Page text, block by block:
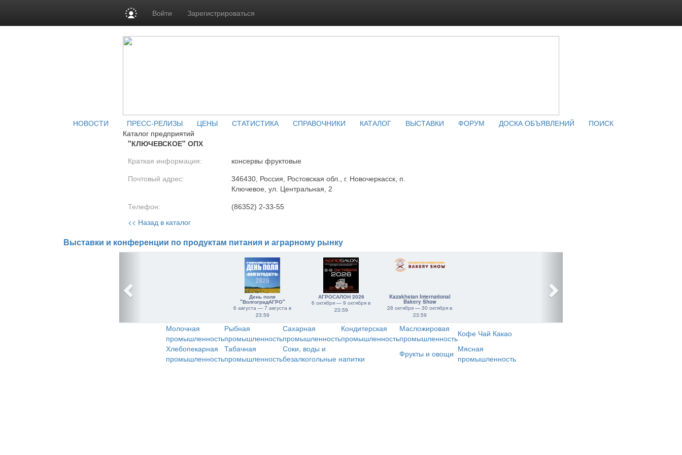
Войти Зарегистрироваться
НОВОСТИ ПРЕСС-РЕЛИЗЫ ЦЕНЫ СТАТИСТИКА СПРАВОЧНИКИ КАТАЛОГ ВЫСТАВКИ ФОРУМ ДОСКА ОБЪЯВЛЕНИЙ
ПОИСК
Каталог предприятий
"КЛЮЧЕВСКОЕ" ОПХ
Краткая информация: консервы фруктовые
Почтовый адрес:
346430, Россия, Ростовская обл., г. Новочеркасск, п.
Ключевое, ул. Центральная, 2
Телефон: (86352) 2-33-55
<< Назад в каталог
Выставки и конференции по продуктам питания и аграрному рынку
День поля
"ВолгоградАГРО"
6 августа — 7 августа в
23:59
АГРОСАЛОН 2026
6 октября — 9 октября в
23:59
Kazakhstan International
Bakery Show
28 октября — 30 октября в
23:59
Молочная
промышленность
Рыбная
промышленность
Сахарная
промышленность
Кондитерская
промышленность
Масложировая
промышленностьКофе Чай Какао
Хлебопекарная
промышленность
Табачная
промышленность
Соки, воды и
безалкогольные напитки
Фрукты и овощи Мясная
промышленность